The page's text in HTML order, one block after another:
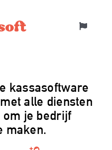
Toggle
kassasoftware
alle diensten
om je bedrijf
maken.